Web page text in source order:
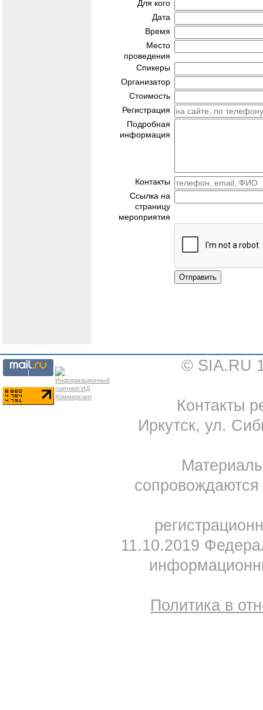
Для кого
Дата
Время
Место
проведения
Спикеры
Организатор
Стоимость
Регистрация
Подробная
информация
Контакты
Ссылка на
страницу
мероприятия
Отправить
© SIA.RU
Контакты
Иркутск, ул.
11.10.2019
Политика в